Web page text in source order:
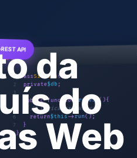
da
do
Web
REST API
1classSistema {
2 private$db;
3
public function process () {
5 // Lógica exclusiva
6 return$this->run();
}
8}